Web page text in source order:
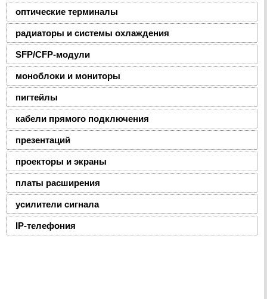
оптические терминалы
радиаторы и системы охлаждения
SFP/CFP-модули
моноблоки и мониторы
пигтейлы
кабели прямого подключения
презентаций
проекторы и экраны
платы расширения
усилители сигнала
IP-телефония